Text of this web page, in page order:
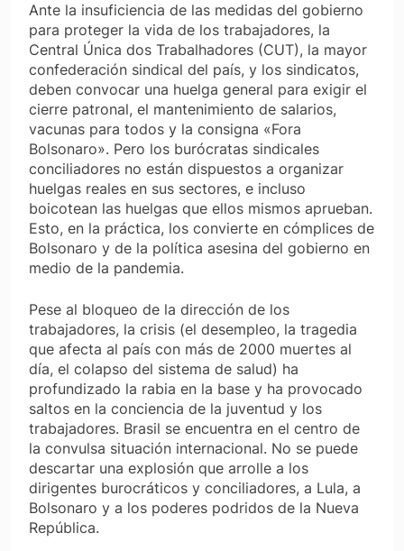
Ante la insuficiencia de las medidas del gobierno
para proteger la vida de los trabajadores, la
Central Única dos Trabalhadores (CUT), la mayor
confederación sindical del país, y los sindicatos,
deben convocar una huelga general para exigir el
cierre patronal, el mantenimiento de salarios,
vacunas para todos y la consigna «Fora
Bolsonaro». Pero los burócratas sindicales
conciliadores no están dispuestos a organizar
huelgas reales en sus sectores, e incluso
boicotean las huelgas que ellos mismos aprueban.
Esto, en la práctica, los convierte en cómplices de
Bolsonaro y de la política asesina del gobierno en
medio de la pandemia.
Pese al bloqueo de la dirección de los
trabajadores, la crisis (el desempleo, la tragedia
que afecta al país con más de 2000 muertes al
día, el colapso del sistema de salud) ha
profundizado la rabia en la base y ha provocado
saltos en la conciencia de la juventud y los
trabajadores. Brasil se encuentra en el centro de
la convulsa situación internacional. No se puede
descartar una explosión que arrolle a los
dirigentes burocráticos y conciliadores, a Lula, a
Bolsonaro y a los poderes podridos de la Nueva
República.